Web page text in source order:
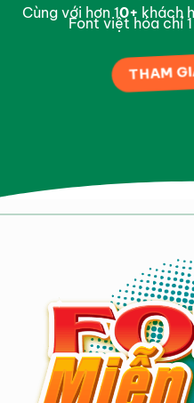
Cùng với hơn 10+ khách
Font việt hóa chỉ
THAM